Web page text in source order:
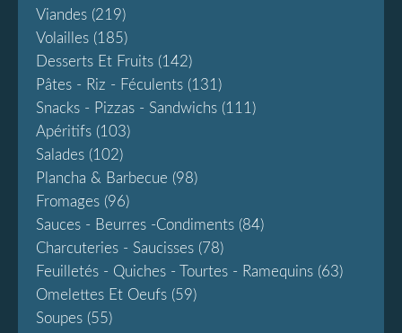
Viandes (219)
Volailles (185)
Desserts Et Fruits (142)
Pâtes - Riz - Féculents (131)
Snacks - Pizzas - Sandwichs (111)
Apéritifs (103)
Salades (102)
Plancha & Barbecue (98)
Fromages (96)
Sauces - Beurres -condiments (84)
Charcuteries - Saucisses (78)
Feuilletés - Quiches - Tourtes - Ramequins (63)
Omelettes Et Oeufs (59)
Soupes (55)